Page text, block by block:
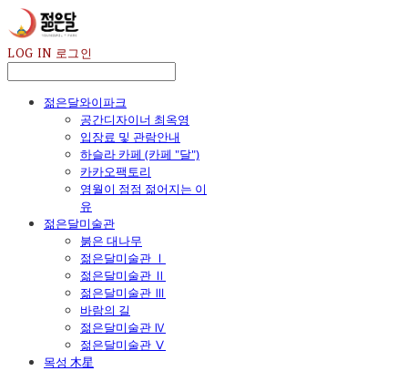
LOG IN 로그인
젊은달와이파크
공간디자이너 최옥영
입장료 및 관람안내
하슬라 카페 (카페 "달")
카카오팩토리
영월이 점점 젊어지는 이
유
젊은달미술관
붉은 대나무
젊은달미술관 Ⅰ
젊은달미술관 Ⅱ
젊은달미술관 Ⅲ
바람의 길
젊은달미술관 Ⅳ
젊은달미술관 Ⅴ
목성 木星